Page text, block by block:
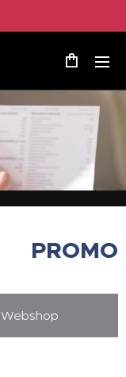
PROMO
Webshop